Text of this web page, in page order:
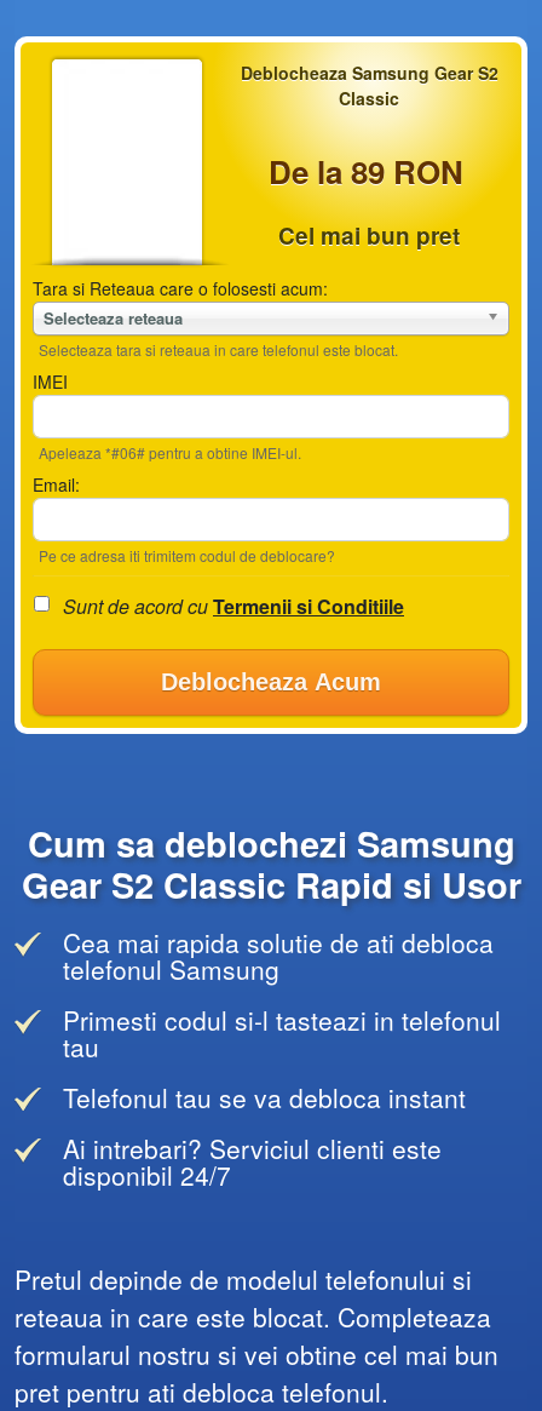
Deblocheaza Samsung Gear S2
Classic
De la 89 RON
Cel mai bun pret
Tara si Reteaua care o folosesti acum:
Selecteaza reteaua
Selecteaza tara si reteaua in care telefonul este blocat.
IMEI
Apeleaza *#06# pentru a obtine IMEI-ul.
Email:
Pe ce adresa iti trimitem codul de deblocare?
Sunt de acord cuTermenii si Conditiile
Deblocheaza Acum
Cum sa deblochezi Samsung
Gear S2 Classic Rapid si Usor
Cea mai rapida solutie de ati debloca
telefonul Samsung
Primesti codul si-l tasteazi in telefonul
tau
Telefonul tau se va debloca instant
Ai intrebari? Serviciul clienti este
disponibil 24/7
Pretul depinde de modelul telefonului si
reteaua in care este blocat. Completeaza
formularul nostru si vei obtine cel mai bun
pret pentru ati debloca telefonul.